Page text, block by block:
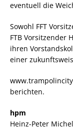
eventuell die
Sowohl FFT
FTB Vorsitzender
ihren
einer
berichten.
hpm
Heinz-Peter